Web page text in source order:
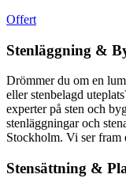
Offert
Stenläggning &
Drömmer du om en
eller stenbelagd
experter på sten och
stenläggningar och
Stockholm. Vi ser fram
Stensättning &